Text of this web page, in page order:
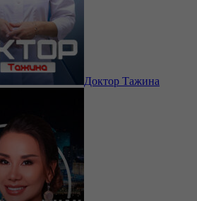
Доктор Тажина